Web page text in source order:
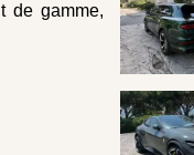
de gamme,